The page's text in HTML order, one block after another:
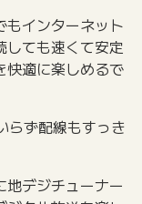
もインターネット
しても速くて安定
快適に楽しめるで
らず配線もすっき
デジチューナー